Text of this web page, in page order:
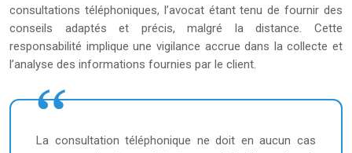
consultations téléphoniques, l’avocat étant tenu de fournir des
conseils adaptés et précis, malgré la distance. Cette
responsabilité implique une vigilance accrue dans la collecte et
l’analyse des informations fournies par le client.
La consultation téléphonique ne doit en aucun cas